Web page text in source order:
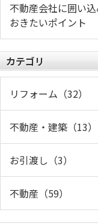
不動産会社に囲い
おきたいポイント
カテゴリ
リフォーム（32）
不動産・建築（13）
お引渡し（3）
不動産（59）